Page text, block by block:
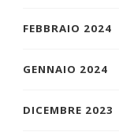
FEBBRAIO 2024
GENNAIO 2024
DICEMBRE 2023